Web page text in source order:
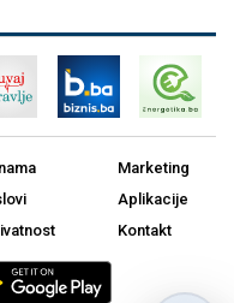
Marketing
Aplikacije
Kontakt